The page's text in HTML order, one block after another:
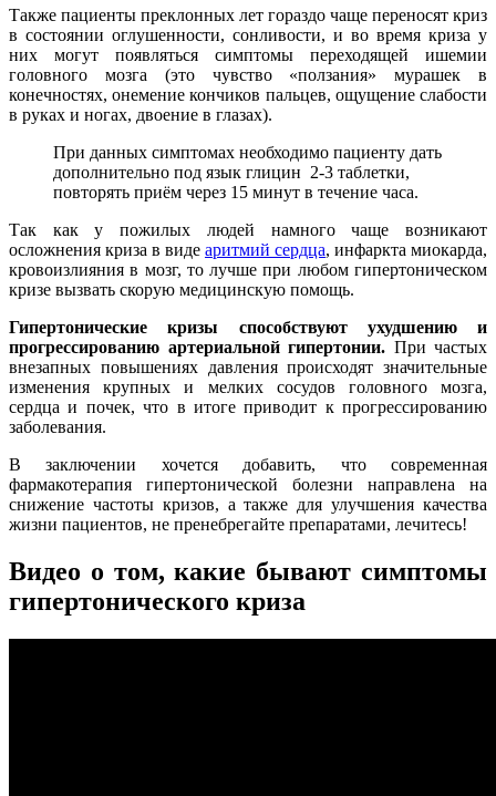
Также пациенты преклонных лет гораздо чаще переносят криз
в состоянии оглушенности, сонливости, и во время криза у
них могут появляться симптомы переходящей ишемии
головного мозга (это чувство «ползания» мурашек в
конечностях, онемение кончиков пальцев, ощущение слабости
в руках и ногах, двоение в глазах).
При данных симптомах необходимо пациенту дать
дополнительно под язык глицин 2-3 таблетки,
повторять приём через 15 минут в течение часа.
Так как у пожилых людей намного чаще возникают
осложнения криза в виде аритмий сердца, инфаркта миокарда,
кровоизлияния в мозг, то лучше при любом гипертоническом
кризе вызвать скорую медицинскую помощь.
Гипертонические кризы способствуют ухудшению и
прогрессированию артериальной гипертонии. При частых
внезапных повышениях давления происходят значительные
изменения крупных и мелких сосудов головного мозга,
сердца и почек, что в итоге приводит к прогрессированию
заболевания.
В заключении хочется добавить, что современная
фармакотерапия гипертонической болезни направлена на
снижение частоты кризов, а также для улучшения качества
жизни пациентов, не пренебрегайте препаратами, лечитесь!
Видео о том, какие бывают симптомы
гипертонического криза